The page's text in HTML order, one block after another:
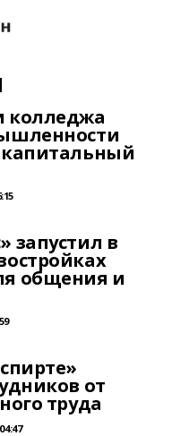
колледжа
запустил в
общения и
от
труда